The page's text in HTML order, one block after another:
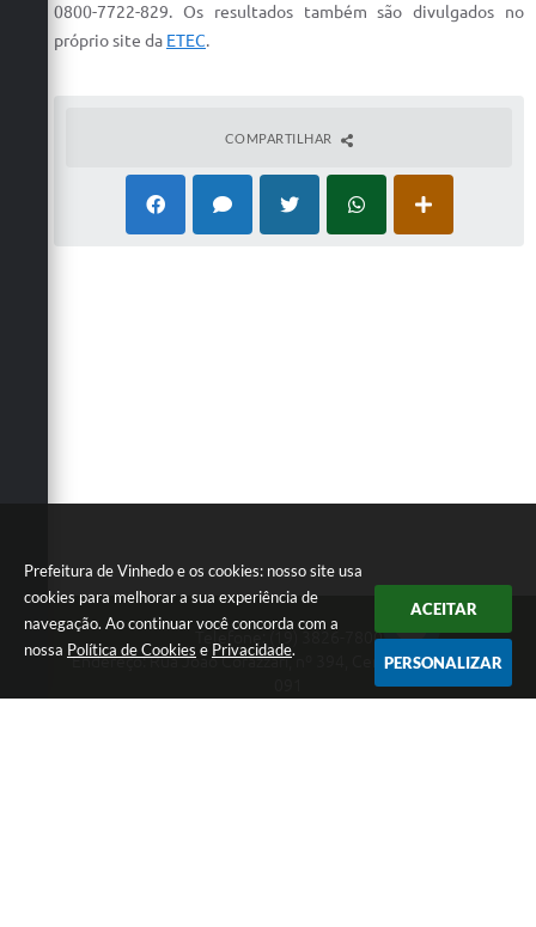
Prefeitura de Vinhedo e os cookies: nosso site usa
cookies para melhorar a sua experiência de
navegação. Ao continuar você concorda com a
nossa Política de Cookies e Privacidade.
ACEITAR
PERSONALIZAR
Contas Públicas
0800-7722-829. Os resultados também são divulgados no
próprio site da ETEC.
COMPARTILHAR
Telefone: (19) 3826-7800
Endereço: Rua João Corazzari, nº 394, Centro | CEP: 13280-